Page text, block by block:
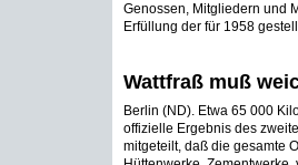
Genossen, Mitgliedern und
Erfüllung der für 1958
Wattfraß muß
Berlin (ND). Etwa 65 000
offizielle Ergebnis des
mitgeteilt, daß die gesamte